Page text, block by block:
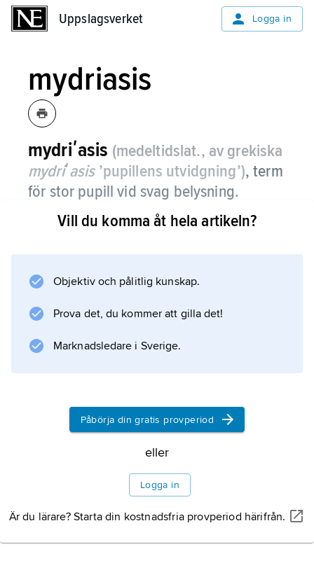
Uppslagsverket Logga in
mydriasis
mydriʹasis (medeltidslat., av grekiska
mydriʹasis’pupillens utvidgning’), term
för stor pupill vid svag belysning.
Mydriasis kan även orsakas av läkemedel (se
Vill du komma åt hela artikeln?
Objektiv och pålitlig kunskap.
Prova det, du kommer att gilla det!
Marknadsledare i Sverige.
Påbörja din gratis provperiod
eller
Logga in
Är du lärare? Starta din kostnadsfria provperiod härifrån.